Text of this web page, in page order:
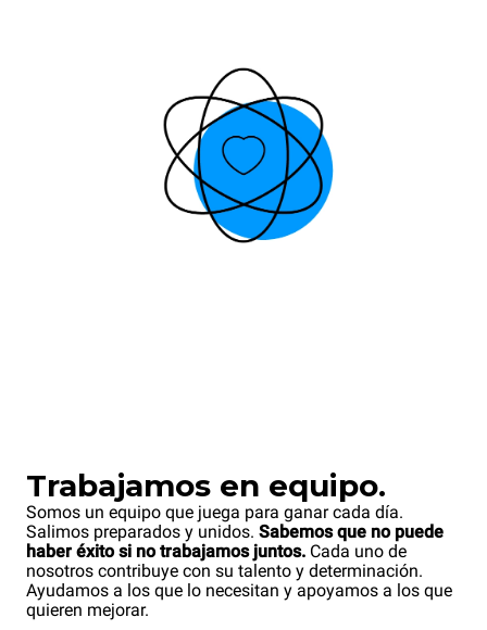
Trabajamos en equipo.
Somos un equipo que juega para ganar cada día.
Salimos preparados y unidos. Sabemos que no puede
haber éxito si no trabajamos juntos. Cada uno de
nosotros contribuye con su talento y determinación.
Ayudamos a los que lo necesitan y apoyamos a los que
quieren mejorar.